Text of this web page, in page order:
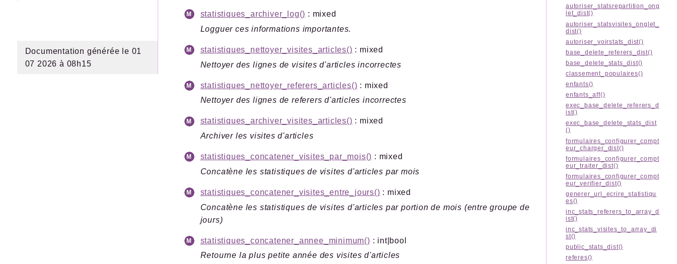
Documentation générée le 01
07 2026 à 08h15
statistiques_archiver_log() : mixed
Logguer ces informations importantes.
statistiques_nettoyer_visites_articles() : mixed
Nettoyer des lignes de visites d'articles incorrectes
statistiques_nettoyer_referers_articles() : mixed
Nettoyer des lignes de referers d'articles incorrectes
statistiques_archiver_visites_articles() : mixed
Archiver les visites d'articles
statistiques_concatener_visites_par_mois() : mixed
Concatène les statistiques de visites d'articles par mois
statistiques_concatener_visites_entre_jours() : mixed
Concatène les statistiques de visites d'articles par portion de mois (entre groupe de
jours)
statistiques_concatener_annee_minimum() : int|bool
Retourne la plus petite année des visites d'articles
autoriser_statsrepartition_ong
let_dist()
autoriser_statsvisites_onglet_
dist()
autoriser_voirstats_dist()
base_delete_referers_dist()
base_delete_stats_dist()
classement_populaires()
enfants()
enfants_aff()
exec_base_delete_referers_d
ist()
exec_base_delete_stats_dist
()
formulaires_configurer_compt
eur_charger_dist()
formulaires_configurer_compt
eur_traiter_dist()
formulaires_configurer_compt
eur_verifier_dist()
generer_url_ecrire_statistiqu
es()
inc_stats_referers_to_array_d
ist()
inc_stats_visites_to_array_di
st()
public_stats_dist()
referes()